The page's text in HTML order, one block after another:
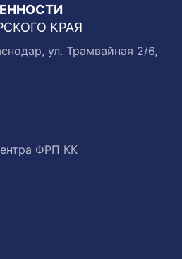
КРАЯ
ул. Трамвайная 2/6,
ФРП КК